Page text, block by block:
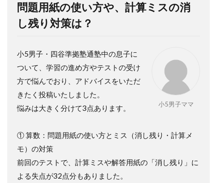
問題用紙の使い方や、計算ミスの消
し残り対策は？
小5男子ママ
小5男子・四谷準拠塾通塾中の息子に
ついて、学習の進め方やテストの受け
方で悩んでおり、アドバイスをいただ
きたく投稿いたしました。
悩みは大きく分けて3点あります。
① 算数：問題用紙の使い方とミス（消し残り・計算メ
モ）の対策
前回のテストで、計算ミスや解答用紙の「消し残り」に
よる失点が32点分もありました。